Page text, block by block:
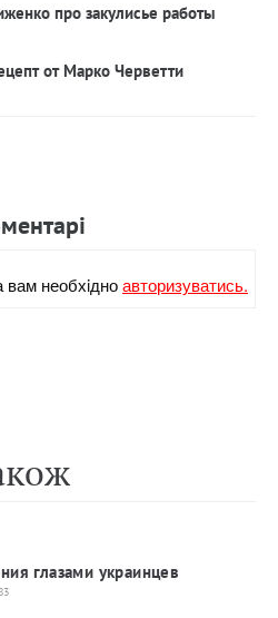
про закулисье работы
от Марко Черветти
вам необхiдноавторизуватись.
глазами украинцев